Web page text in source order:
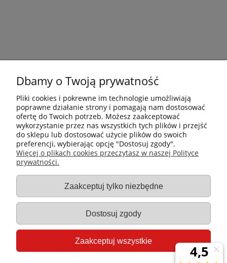
Płatności i dostawa
Gastro-Pol
Moje konto
Pomoc
Dbamy o Twoją prywatność
Pliki cookies i pokrewne im technologie umożliwiają
poprawne działanie strony i pomagają nam dostosować
ofertę do Twoich potrzeb. Możesz zaakceptować
wykorzystanie przez nas wszystkich tych plików i przejść
do sklepu lub dostosować użycie plików do swoich
preferencji, wybierając opcję "Dostosuj zgody".
Więcej o plikach cookies przeczytasz w naszej Polityce
prywatności.
Zaakceptuj tylko niezbędne
Dostosuj zgody
Zaakceptuj wszystkie